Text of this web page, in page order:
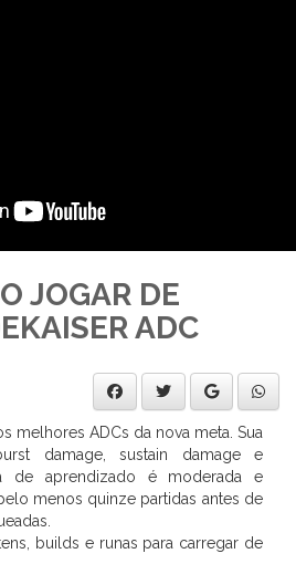
JOGAR DE
ADC
melhores ADCs da nova meta. Sua
damage, sustain damage e
de aprendizado é moderada e
menos quinze partidas antes de
builds e runas para carregar de